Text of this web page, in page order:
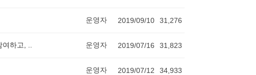
운영자 2019/09/10 31,276
하고, .. 운영자 2019/07/16 31,823
운영자 2019/07/12 34,933